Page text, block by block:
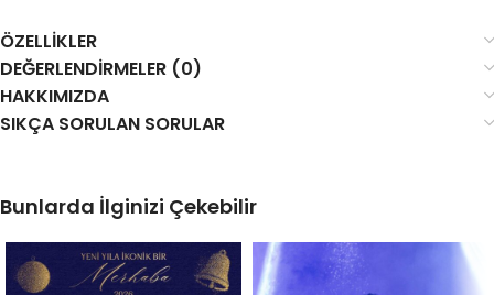
ÖZELLIKLER
DEĞERLENDIRMELER (0)
HAKKIMIZDA
SIKÇA SORULAN SORULAR
Bunlarda İlginizi Çekebilir